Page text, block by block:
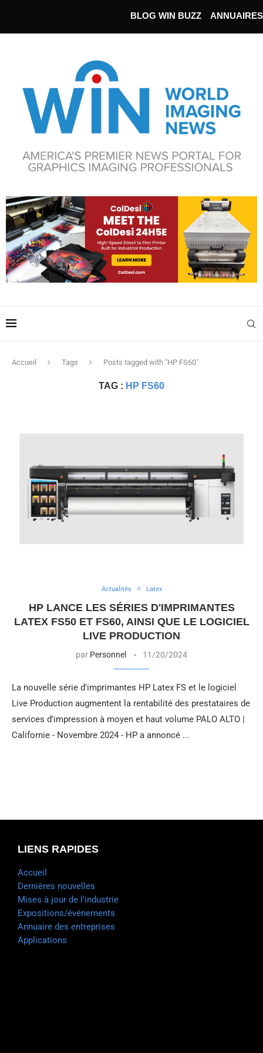
BLOG WIN BUZZ ANNUAIRES
Accueil Tags Posts tagged with "HP FS60"
TAG : HP FS60
Actualités Latex
HP LANCE LES SÉRIES D'IMPRIMANTES
LATEX FS50 ET FS60, AINSI QUE LE LOGICIEL
LIVE PRODUCTION
par Personnel 11/20/2024
La nouvelle série d'imprimantes HP Latex FS et le logiciel
Live Production augmentent la rentabilité des prestataires de
services d'impression à moyen et haut volume PALO ALTO |
Californie - Novembre 2024 - HP a annoncé ...
LIENS RAPIDES
Accueil
Dernières nouvelles
Mises à jour de l'industrie
Expositions/événements
Annuaire des entreprises
Applications